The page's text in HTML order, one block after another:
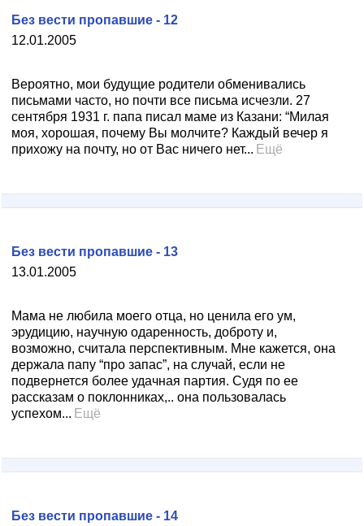
12.01.2005
Без вести пропавшие - 12
Вероятно, мои будущие родители обменивались
письмами часто, но почти все письма исчезли. 27
сентября 1931 г. папа писал маме из Казани: “Милая
моя, хорошая, почему Вы молчите? Каждый вечер я
прихожу на почту, но от Вас ничего нет... Ещё
13.01.2005
Без вести пропавшие - 13
Мама не любила моего отца, но ценила его ум,
эрудицию, научную одаренность, доброту и,
возможно, считала перспективным. Мне кажется, она
держала папу “про запас”, на случай, если не
подвернется более удачная партия. Судя по ее
рассказам о поклонниках,.. она пользовалась
успехом... Ещё
Без вести пропавшие - 14